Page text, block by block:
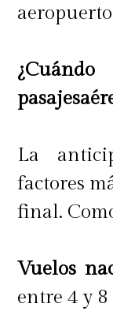
La
factores
final.
Vuelos
entre 4 y